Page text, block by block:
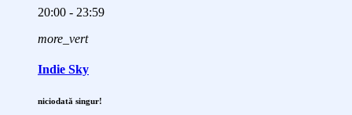
20:00 - 23:59
more_vert
Indie Sky
niciodată singur!